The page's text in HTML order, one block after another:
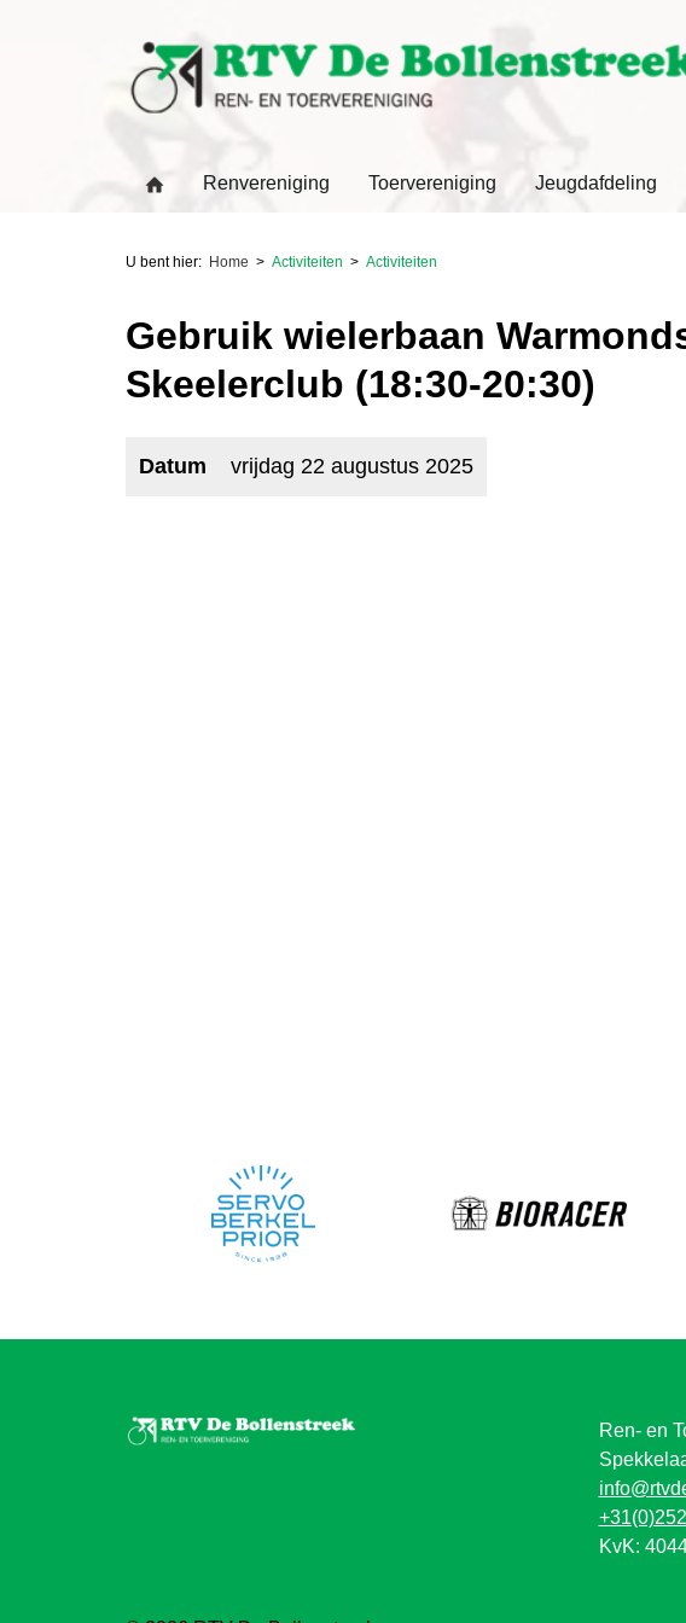
Renvereniging Toervereniging Jeugdafdeling
U bent hier: Home Activiteiten Activiteiten
Gebruik wielerbaan
Skeelerclub (18:30-20:30)
Datum vrijdag 22 augustus 2025
Ren- en
KvK: